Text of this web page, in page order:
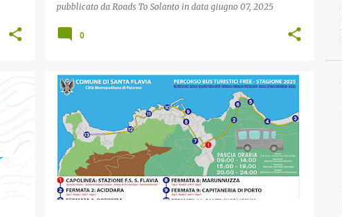
pubblicato da Roads To Solanto in data giugno 07, 2025
0
TURISMO